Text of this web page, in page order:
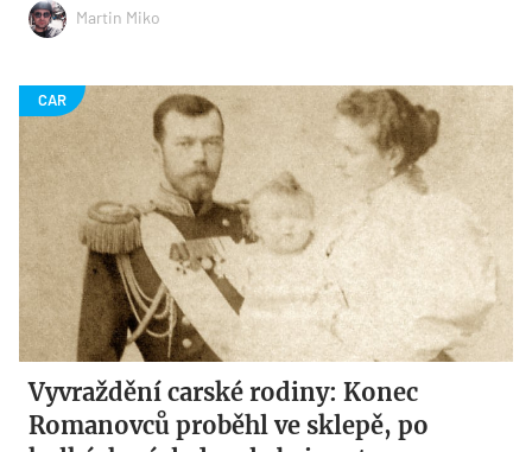
Martin Miko
Vyvraždění carské rodiny: Konec
Romanovců proběhl ve sklepě, po